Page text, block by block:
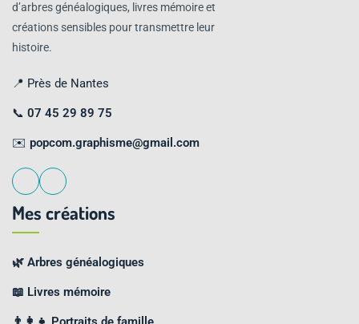
d’arbres généalogiques, livres mémoire et
créations sensibles pour transmettre leur
histoire.
📍 Près de Nantes
📞 07 45 29 89 75
✉️ popcom.graphisme@gmail.com
Mes créations
🌿 Arbres généalogiques
📖 Livres mémoire